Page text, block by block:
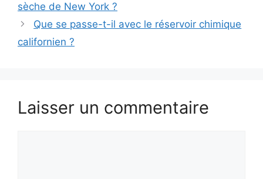
sèche de New York ?
Que se passe-t-il avec le réservoir chimique
californien ?
Laisser un commentaire